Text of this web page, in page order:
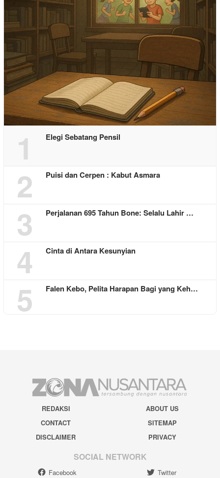
1 Elegi Sebatang Pensil
2 Puisi dan Cerpen : Kabut Asmara
3 Perjalanan 695 Tahun Bone: Selalu Lahir …
4 Cinta di Antara Kesunyian
5 Falen Kebo, Pelita Harapan Bagi yang Keh…
REDAKSI
ABOUT US
CONTACT
SITEMAP
DISCLAIMER
PRIVACY
SOCIAL NETWORK
Facebook Twitter